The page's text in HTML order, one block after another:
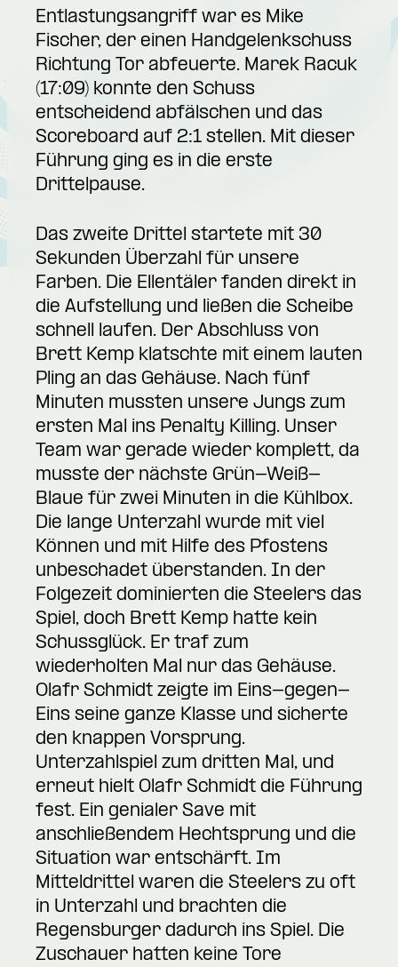
Entlastungsangriff war es Mike
Fischer, der einen Handgelenkschuss
Richtung Tor abfeuerte. Marek Racuk
(17:09) konnte den Schuss
entscheidend abfälschen und das
Scoreboard auf 2:1 stellen. Mit dieser
Führung ging es in die erste
Drittelpause.
Das zweite Drittel startete mit 30
Sekunden Überzahl für unsere
Farben. Die Ellentäler fanden direkt in
die Aufstellung und ließen die Scheibe
schnell laufen. Der Abschluss von
Brett Kemp klatschte mit einem lauten
Pling an das Gehäuse. Nach fünf
Minuten mussten unsere Jungs zum
ersten Mal ins Penalty Killing. Unser
Team war gerade wieder komplett, da
musste der nächste Grün-Weiß-
Blaue für zwei Minuten in die Kühlbox.
Die lange Unterzahl wurde mit viel
Können und mit Hilfe des Pfostens
unbeschadet überstanden. In der
Folgezeit dominierten die Steelers das
Spiel, doch Brett Kemp hatte kein
Schussglück. Er traf zum
wiederholten Mal nur das Gehäuse.
Olafr Schmidt zeigte im Eins-gegen-
Eins seine ganze Klasse und sicherte
den knappen Vorsprung.
Unterzahlspiel zum dritten Mal, und
erneut hielt Olafr Schmidt die Führung
fest. Ein genialer Save mit
anschließendem Hechtsprung und die
Situation war entschärft. Im
Mitteldrittel waren die Steelers zu oft
in Unterzahl und brachten die
Regensburger dadurch ins Spiel. Die
Zuschauer hatten keine Tore